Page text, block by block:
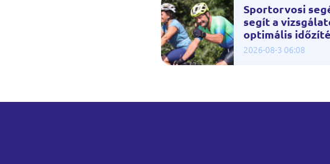
Sportorvosi
segít a
optimális
2026-08-3 06:08